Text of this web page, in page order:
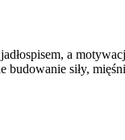
a
siły,